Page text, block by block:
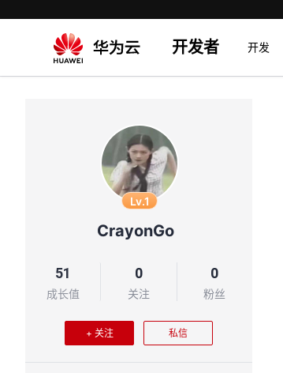
开发者 开发
Lv.1
CrayonGo
51
成长值
0
关注
0
粉丝
+ 关注 私信